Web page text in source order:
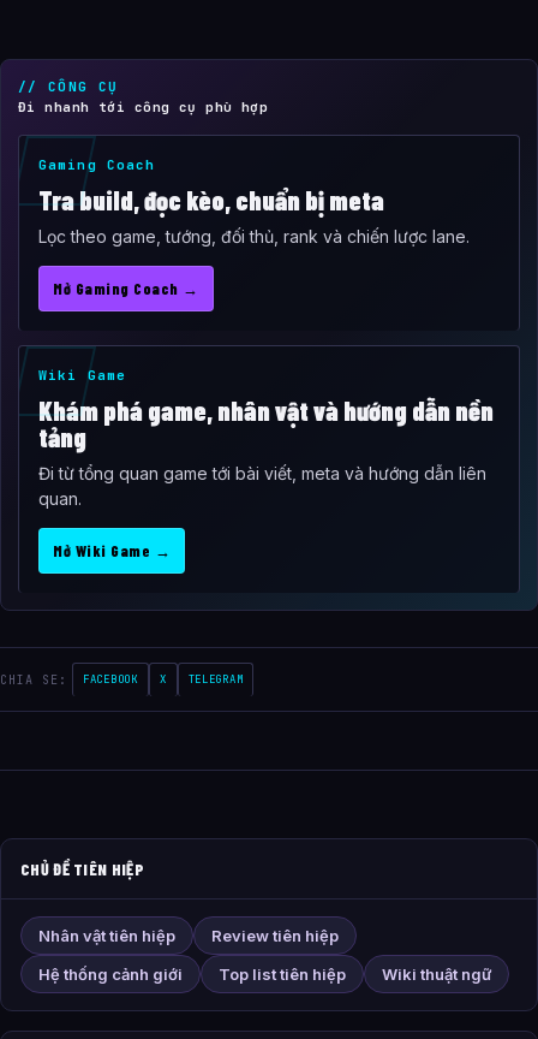
// CÔNG CỤ
Đi nhanh tới công cụ phù hợp
Gaming Coach
Tra build, đọc kèo, chuẩn bị meta
Lọc theo game, tướng, đối thủ, rank và chiến lược lane.
Mở Gaming Coach →
Wiki Game
Khám phá game, nhân vật và hướng dẫn nền
tảng
Đi từ tổng quan game tới bài viết, meta và hướng dẫn liên
quan.
Mở Wiki Game →
CHIA SE: FACEBOOK X TELEGRAM
CHỦ ĐỀ TIÊN HIỆP
Nhân vật tiên hiệp
Review tiên hiệp
Hệ thống cảnh giới
Top list tiên hiệp Wiki thuật ngữ